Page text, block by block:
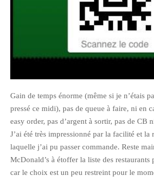
mars 2011
décembre 2010
novembre 2010
octobre 2010
août 2010
Gain de temps énorme (même si je n’étais
pressé ce midi), pas de queue à faire, ni en
easy order, pas d’argent à sortir, pas de CB
J’ai été très impressionné par la facilité et la
laquelle j’ai pu passer commande. Reste
McDonald’s à étoffer la liste des
car le choix est un peu restreint pour le